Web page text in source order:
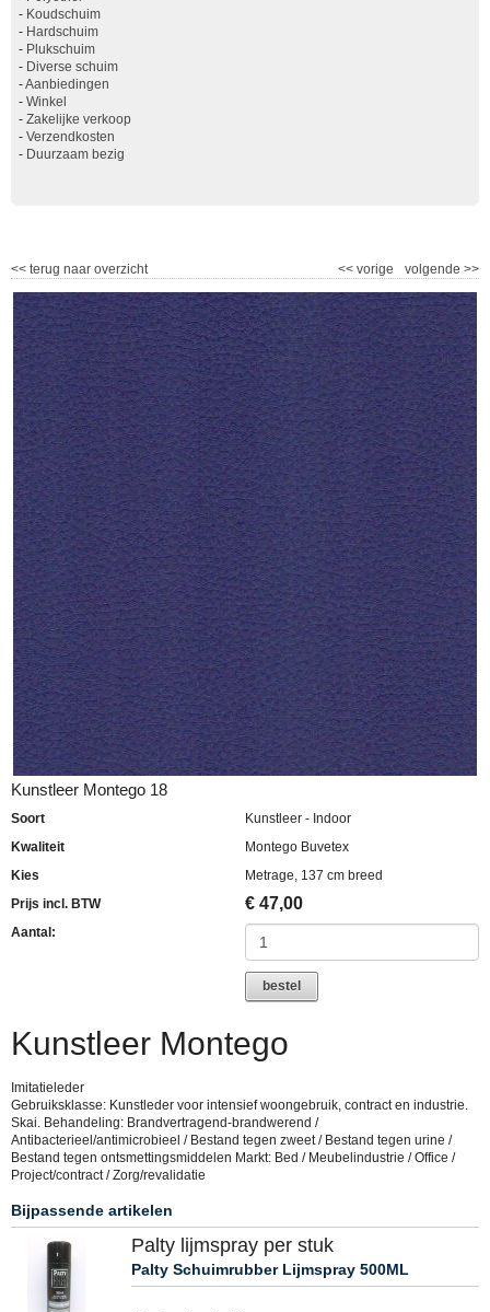
- Koudschuim
- Hardschuim
- Plukschuim
- Diverse schuim
-Aanbiedingen
- Winkel
- Zakelijke verkoop
- Verzendkosten
- Duurzaam bezig
<< terug naar overzicht volgende >>
<< vorige
Kunstleer Montego 18
Soort
Kunstleer - Indoor
Kwaliteit
Montego Buvetex
Kies
Metrage, 137 cm breed
Prijs incl. BTW
€ 47,00
Aantal:
bestel
Kunstleer Montego
Imitatieleder
Gebruiksklasse: Kunstleder voor intensief woongebruik, contract en industrie.
Skai. Behandeling: Brandvertragend-brandwerend /
Antibacterieel/antimicrobieel / Bestand tegen zweet / Bestand tegen urine /
Bestand tegen ontsmettingsmiddelen Markt: Bed / Meubelindustrie / Office /
Project/contract / Zorg/revalidatie
Bijpassende artikelen
Palty lijmspray per stuk
Palty Schuimrubber Lijmspray 500ML